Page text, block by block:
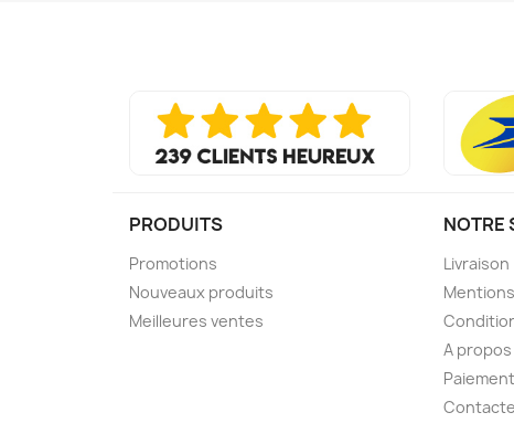
PRODUITS
Promotions
Nouveaux produits
Meilleures ventes
NOTRE
Livraison
A propos